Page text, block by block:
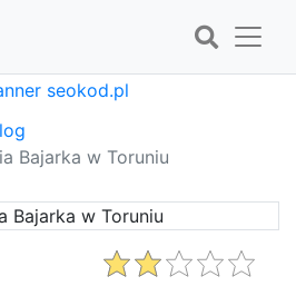
Bajarka w Toruniu